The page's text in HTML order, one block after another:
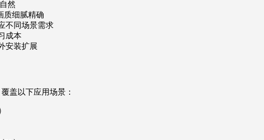
然
质细腻精确
不同场景需求
成本
安装扩展
盖以下应用场景：